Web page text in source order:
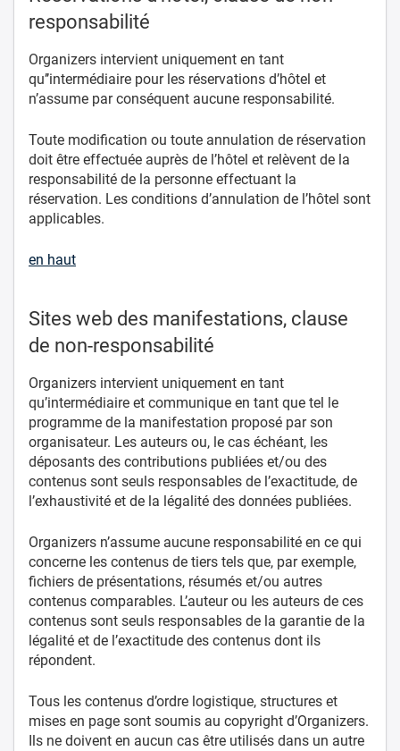
responsabilité
Organizers intervient uniquement en tant
qu’’intermédiaire pour les réservations d’hôtel et
n’assume par conséquent aucune responsabilité.
Toute modification ou toute annulation de réservation
doit être effectuée auprès de l’hôtel et relèvent de la
responsabilité de la personne effectuant la
réservation. Les conditions d’annulation de l’hôtel sont
applicables.
en haut
Sites web des manifestations, clause
de non-responsabilité
Organizers intervient uniquement en tant
qu’intermédiaire et communique en tant que tel le
programme de la manifestation proposé par son
organisateur. Les auteurs ou, le cas échéant, les
déposants des contributions publiées et/ou des
contenus sont seuls responsables de l’exactitude, de
l’exhaustivité et de la légalité des données publiées.
Organizers n’assume aucune responsabilité en ce qui
concerne les contenus de tiers tels que, par exemple,
fichiers de présentations, résumés et/ou autres
contenus comparables. L’auteur ou les auteurs de ces
contenus sont seuls responsables de la garantie de la
légalité et de l’exactitude des contenus dont ils
répondent.
Tous les contenus d’ordre logistique, structures et
mises en page sont soumis au copyright d’Organizers.
Ils ne doivent en aucun cas être utilisés dans un autre